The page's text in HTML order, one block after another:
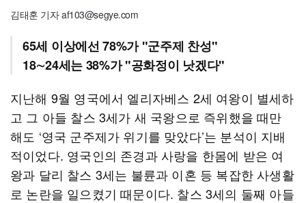
김태훈 기자 af103@segye.com
65세 이상에선 78%가 "군주제 찬성"
18∼24세는 38%가 "공화정이 낫겠다"
지난해 9월 영국에서 엘리자베스 2세 여왕이 별세하
고 그 아들 찰스 3세가 새 국왕으로 즉위했을 때만
해도 ‘영국 군주제가 위기를 맞았다’는 분석이 지배
적이었다. 영국인의 존경과 사랑을 한몸에 받은 여
왕과 달리 찰스 3세는 불륜과 이혼 등 복잡한 사생활
로 논란을 일으켰기 때문이다. 찰스 3세의 둘째 아들